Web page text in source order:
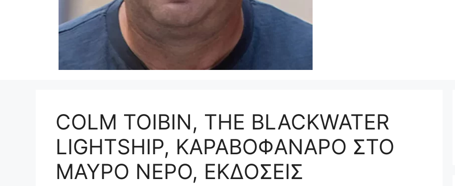
COLM TOIBIN, THE BLACKWATER
LIGHTSHIP, ΚΑΡΑΒΟΦΑΝΑΡΟ ΣΤΟ
ΜΑΥΡΟ ΝΕΡΟ, ΕΚΔΟΣΕΙΣ